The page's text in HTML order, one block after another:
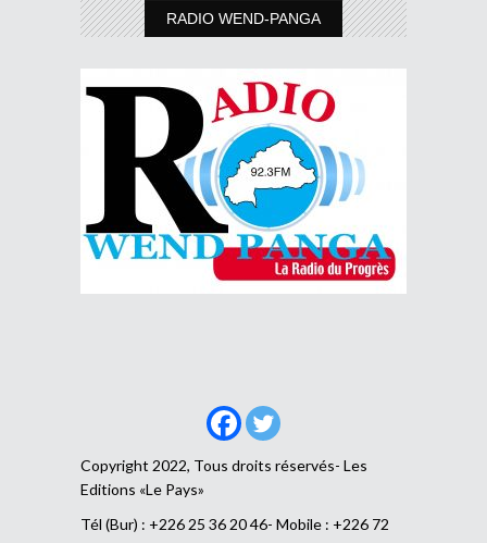
RADIO WEND-PANGA
Copyright 2022, Tous droits réservés- Les
Editions «Le Pays»
Tél (Bur) : +226 25 36 20 46- Mobile : +226 72